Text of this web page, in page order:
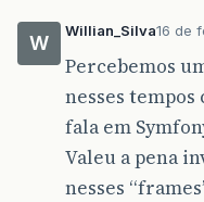
W
Willian_Silva16 de
Percebemos
nesses
fala em
Valeu a pena
nesses